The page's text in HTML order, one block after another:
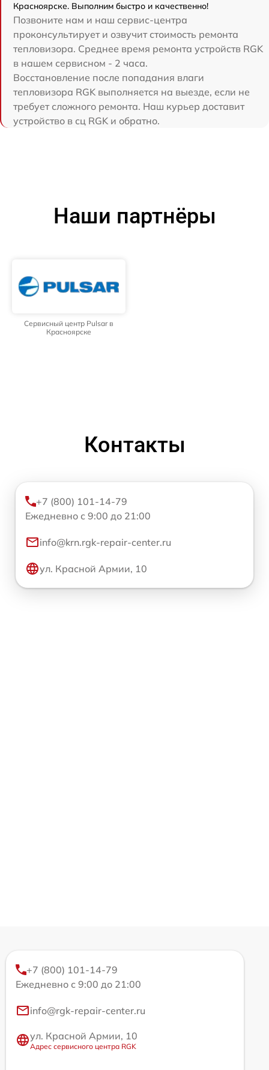
Красноярске. Выполним быстро и качественно!
Позвоните нам и наш сервис-центра
проконсультирует и озвучит стоимость ремонта
тепловизора. Среднее время ремонта устройств RGK
в нашем сервисном - 2 часа.
Восстановление после попадания влаги
тепловизора RGK выполняется на выезде, если не
требует сложного ремонта. Наш курьер доставит
устройство в сц RGK и обратно.
Наши партнёры
Сервисный центр Pulsar в
Красноярске
Контакты
+7 (800) 101-14-79
Ежедневно с 9:00 до 21:00
info@krn.rgk-repair-center.ru
ул. Красной Армии, 10
+7 (800) 101-14-79
Ежедневно с 9:00 до 21:00
info@rgk-repair-center.ru
ул. Красной Армии, 10
Адрес сервисного центра RGK